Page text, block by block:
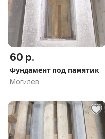
60 р.
Фундамент под памятик
Могилев